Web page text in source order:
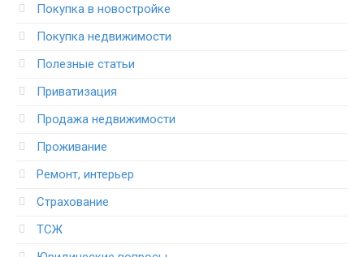
Покупка в новостройке
Покупка недвижимости
Полезные статьи
Приватизация
Продажа недвижимости
Проживание
Ремонт, интерьер
Страхование
ТСЖ